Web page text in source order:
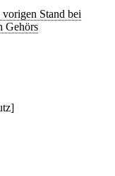
Stand bei
Gehörs
]